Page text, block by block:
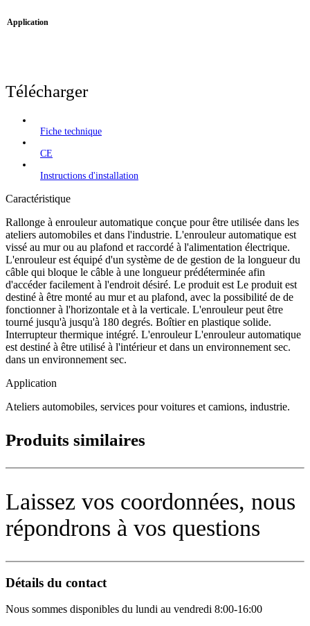
Application
Télécharger
Fiche technique
CE
Instructions d'installation
Caractéristique
Rallonge à enrouleur automatique conçue pour être utilisée dans les
ateliers automobiles et dans l'industrie. L'enrouleur automatique est
vissé au mur ou au plafond et raccordé à l'alimentation électrique.
L'enrouleur est équipé d'un système de de gestion de la longueur du
câble qui bloque le câble à une longueur prédéterminée afin
d'accéder facilement à l'endroit désiré. Le produit est Le produit est
destiné à être monté au mur et au plafond, avec la possibilité de de
fonctionner à l'horizontale et à la verticale. L'enrouleur peut être
tourné jusqu'à jusqu'à 180 degrés. Boîtier en plastique solide.
Interrupteur thermique intégré. L'enrouleur L'enrouleur automatique
est destiné à être utilisé à l'intérieur et dans un environnement sec.
dans un environnement sec.
Application
Ateliers automobiles, services pour voitures et camions, industrie.
Produits similaires
Laissez vos coordonnées, nous
répondrons à vos questions
Détails du contact
Nous sommes disponibles du lundi au vendredi 8:00-16:00